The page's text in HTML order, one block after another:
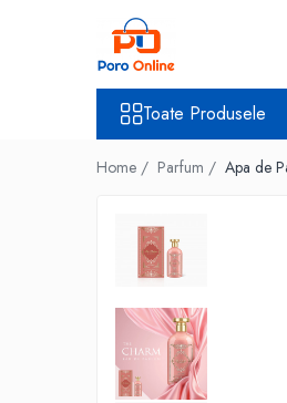
Toate Produsele
Parfumuri Arabesti
Toate Produsele
Home / Parfum / Apa de